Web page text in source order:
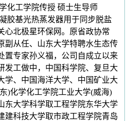
化工学院传授 硕士生导师
胶基光热蒸发器用于同步脱盐
心北极星环保网。原省政协常
副从任、山东大学特聘水生态传
置专家孙义福，公司自成立以来
发工做中，中国科学院、复旦大
学、中国海洋大学、中国矿业大
)化学化工学院工业大学(威海)
东大学科学取工程学院东华大学
建科技大学取市政工程学院青岛